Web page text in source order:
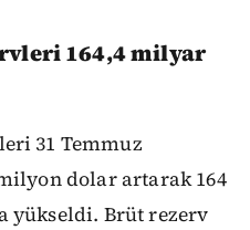
164,4 milyar
31 Temmuz
dolar artarak 164
yükseldi. Brüt rezerv